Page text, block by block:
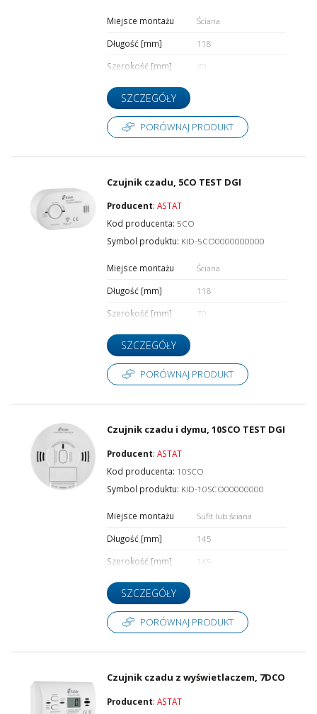
Miejsce montażu
Ściana
Długość [mm]
118
Szerokość [mm]
70
SZCZEGÓŁY
PORÓWNAJ PRODUKT
Czujnik czadu, 5CO TEST DGI
Producent:ASTAT
Kod producenta:5CO
Symbol produktu: KID-5CO0000000000
Miejsce montażu
Ściana
Długość [mm]
118
Szerokość [mm]
70
SZCZEGÓŁY
PORÓWNAJ PRODUKT
Czujnik czadu i dymu, 10SCO TEST DGI
Producent:ASTAT
Kod producenta: 10SCO
Symbol produktu: KID-10SCO00000000
Miejsce montażu
Sufit lub ściana
Długość [mm]
145
Szerokość [mm]
145
SZCZEGÓŁY
PORÓWNAJ PRODUKT
Czujnik czadu z wyświetlaczem, 7DCO
Producent:ASTAT